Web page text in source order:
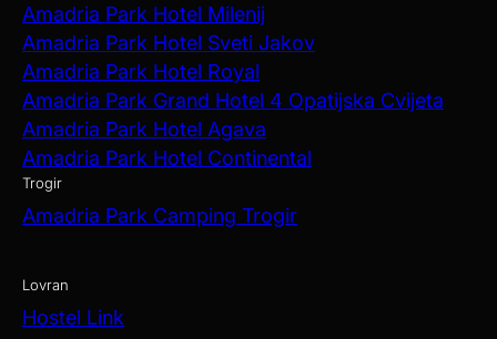
Amadria Park Hotel Milenij
Amadria Park Hotel Sveti Jakov
Amadria Park Hotel Royal
Amadria Park Grand Hotel 4 Opatijska Cvijeta
Amadria Park Hotel Agava
Amadria Park Hotel Continental
Trogir
Amadria Park Camping Trogir
Lovran
Hostel Link